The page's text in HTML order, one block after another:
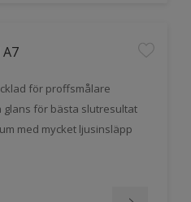
för proffsmålare
glans för bästa slutresultat
med mycket ljusinsläpp